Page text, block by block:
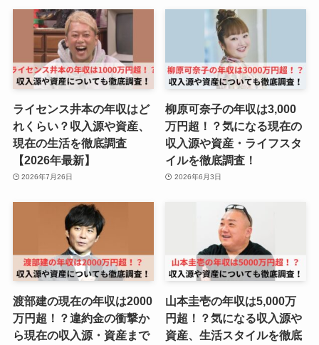
ライセンス井本の年収はど
れくらい？収入源や資産、
現在の生活を徹底調査
【2026年最新】
2026年7月26日
柳原可奈子の年収は3,000
万円超！？気になる現在の
収入源や資産・ライフスタ
イルを徹底調査！
2026年6月3日
渡部建の現在の年収は2000
万円超！？違約金の衝撃か
ら現在の収入源・資産まで
山本圭壱の年収は5,000万
円超！？気になる収入源や
資産、生活スタイルを徹底